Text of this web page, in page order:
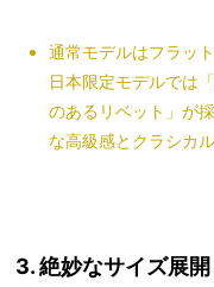
通常モデルはフラッ
日本限定モデルでは
のあるリベット」が
な高級感とクラシカ
3. 絶妙なサイズ展